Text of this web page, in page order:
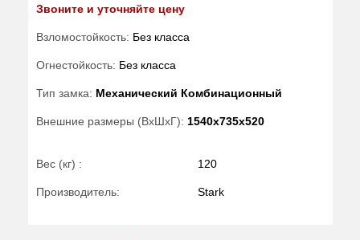
Звоните и уточняйте цену
Взломостойкость: Без класса
Огнестойкость: Без класса
Тип замка: Механический Комбинационный
Внешние размеры (ВхШхГ): 1540x735x520
Вес (кг) : 120
Производитель: Stark